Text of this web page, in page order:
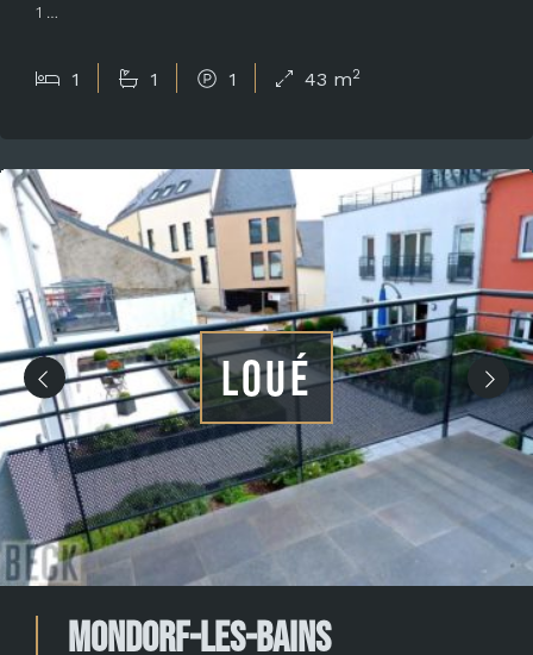
1 …
1 1 1 43 m2
LOUÉ
Mondorf-les-Bains